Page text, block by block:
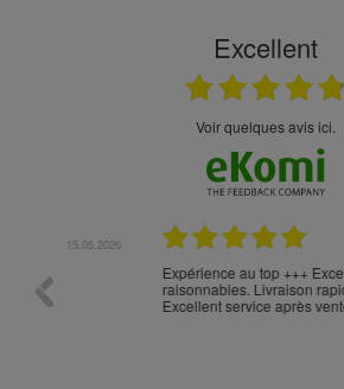
Excellent
Voir quelques avis ici.
Expérience au top +++ Excellents
raisonnables. Livraison rapide et très,
Excellent service après vente. Tout est